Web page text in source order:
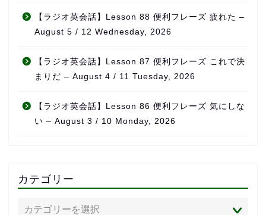
【ラジオ英会話】Lesson 88 便利フレーズ 疲れた –
August 5 / 12 Wednesday, 2026
【ラジオ英会話】Lesson 87 便利フレーズ これで決
まりだ – August 4 / 11 Tuesday, 2026
【ラジオ英会話】Lesson 86 便利フレーズ 気にしな
い – August 3 / 10 Monday, 2026
カテゴリー